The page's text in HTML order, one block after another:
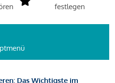
festlegen
Das Wichtigste im